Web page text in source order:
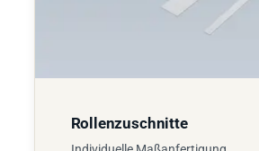
Rollenzuschnitte